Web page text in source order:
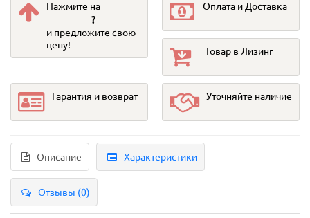
Нажмите на
?
и предложите свою
цену!
Оплата и Доставка
Товар в Лизинг
Гарантия и возврат Уточняйте наличие
Описание Характеристики
Отзывы (0)